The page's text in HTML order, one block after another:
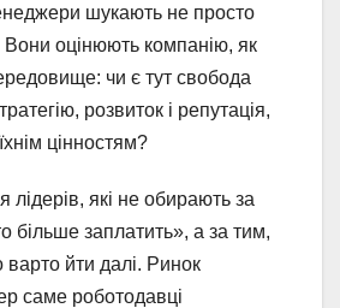
шукають не просто
Вони оцінюють компанію, як
чи є тут свобода
розвиток і репутація,
цінностям?
лідерів, які не обирають за
більше заплатить», а за тим,
варто йти далі. Ринок
саме роботодавці